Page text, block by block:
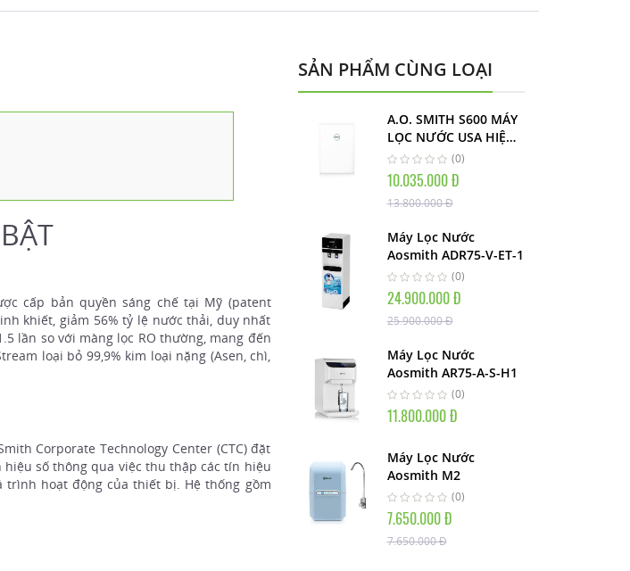
cấp bản quyền sáng chế tại Mỹ (patent
khiết, giảm 56% tỷ lệ nước thải, duy nhất
lần so với màng lọc RO thường, mang đến
loại bỏ 99,9% kim loại nặng (Asen, chì,
Corporate Technology Center (CTC) đặt
số thông qua việc thu thập các tín hiệu
hoạt động của thiết bị. Hệ thống gồm
SẢN PHẨM CÙNG LOẠI
A.O. SMITH S600 MÁY
LỌC NƯỚC USA HIỆN
ĐẠI
(0)
10.035.000 Đ
13.800.000 Đ
Máy Lọc Nước
Aosmith ADR75-V-ET-1
(0)
24.900.000 Đ
25.900.000 Đ
Máy Lọc Nước
Aosmith AR75-A-S-H1
(0)
11.800.000 Đ
Máy Lọc Nước
Aosmith M2
(0)
7.650.000 Đ
7.650.000 Đ